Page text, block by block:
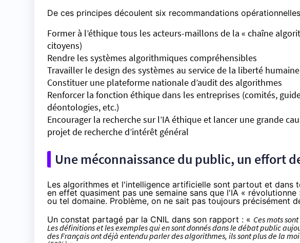
De ces principes découlent six recommandations
Former à l’éthique tous les acteurs-maillons de la « chaîne
citoyens)
Rendre les systèmes algorithmiques compréhensibles
Travailler le design des systèmes au service de la liberté
Constituer une plateforme nationale d’audit des algorithmes
Renforcer la fonction éthique dans les entreprises (comités,
déontologies, etc.)
Encourager la recherche sur l’IA éthique et lancer une grande
projet de recherche d’intérêt général
Une méconnaissance du public, un effort
Les algorithmes et l'intelligence artificielle sont partout et dans
en effet quasiment pas une semaine sans que l'IA « révolutionne
ou tel domaine. Problème, on ne sait pas toujours précisément
Un constat partagé par la CNIL dans son rapport : « Ces mots
Les définitions et les exemples qui en sont donnés dans le débat public
des Français ont déjà entendu parler des algorithmes, ils sont plus de la